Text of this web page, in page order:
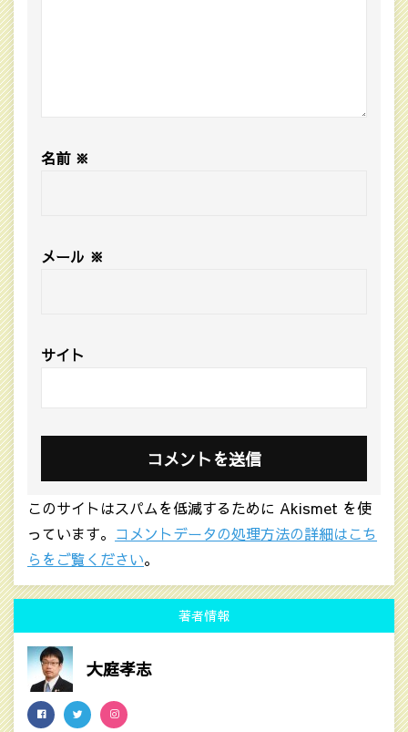
名前 ※
メール ※
サイト
このサイトはスパムを低減するために Akismet を使
っています。 コメントデータの処理方法の詳細はこち
らをご覧ください。
著者情報
大庭孝志